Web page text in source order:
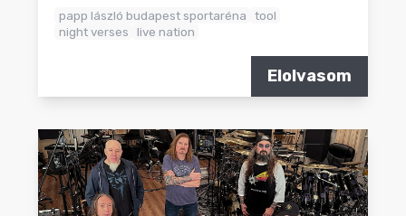
papp lászló budapest sportaréna
tool
night verses
live nation
Elolvasom